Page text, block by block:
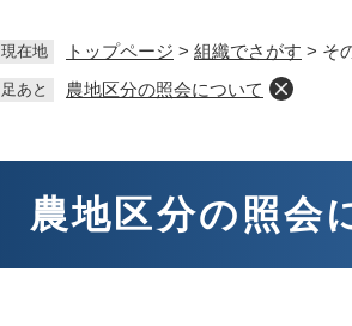
現在地 トップページ > 組織でさがす > そ
足あと 農地区分の照会について
農地区分の照会